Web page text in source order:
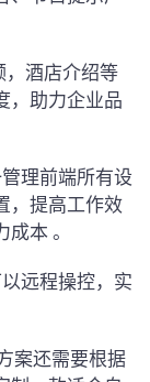
，酒店介绍等
，助力企业品
理前端所有设
，提高工作效
本 。
远程操控，实
案还需要根据